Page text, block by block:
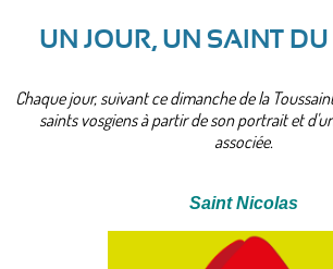
UN JOUR, UN SAINT
Chaque jour, suivant ce dimanche de la
saints vosgiens à partir de son portrait et
associée.
Saint Nicolas